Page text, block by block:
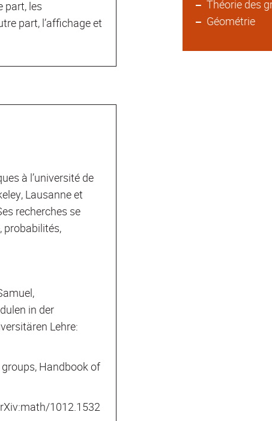
part, les
part, l’affichage et
à l’université de
Lausanne et
recherches se
probabilités,
in der
Lehre:
Handbook of
1012.1532
Théorie des
Géométrie